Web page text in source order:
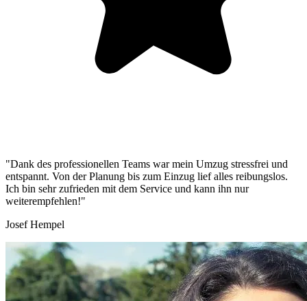
"Dank des professionellen Teams war mein Umzug stressfrei und
entspannt. Von der Planung bis zum Einzug lief alles reibungslos.
Ich bin sehr zufrieden mit dem Service und kann ihn nur
weiterempfehlen!"
Josef Hempel